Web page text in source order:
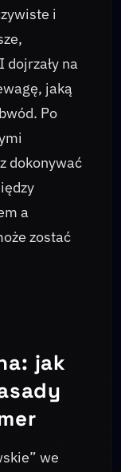
i
dojrzały na
jaką
Po
dokonywać
a
zostać
jak
we